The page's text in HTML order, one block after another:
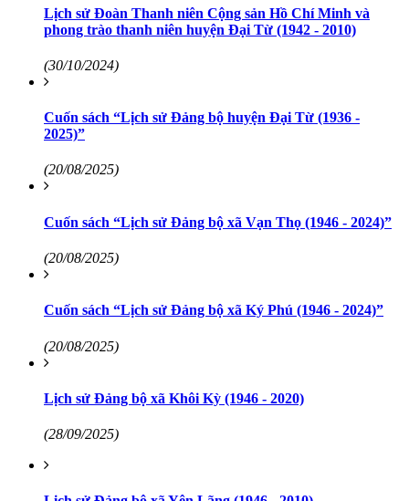
Lịch sử Đoàn Thanh niên Cộng sản Hồ Chí Minh và
phong trào thanh niên huyện Đại Từ (1942 - 2010)
(30/10/2024)
Cuốn sách “Lịch sử Đảng bộ huyện Đại Từ (1936 -
2025)”
(20/08/2025)
Cuốn sách “Lịch sử Đảng bộ xã Vạn Thọ (1946 - 2024)”
(20/08/2025)
Cuốn sách “Lịch sử Đảng bộ xã Ký Phú (1946 - 2024)”
(20/08/2025)
Lịch sử Đảng bộ xã Khôi Kỳ (1946 - 2020)
(28/09/2025)